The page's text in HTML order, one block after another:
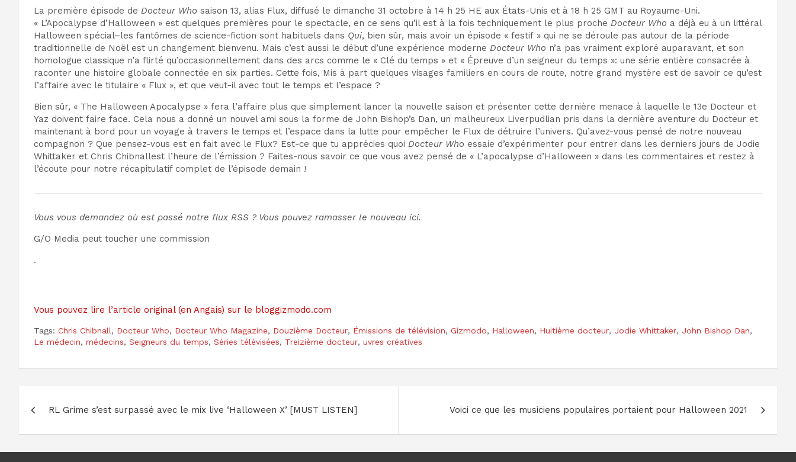
La première épisode de Docteur Who saison 13, alias Flux, diffusé le dimanche 31 octobre à 14 h 25 HE aux États-Unis et à 18 h 25 GMT au Royaume-Uni.
« L’Apocalypse d’Halloween » est quelques premières pour le spectacle, en ce sens qu’il est à la fois techniquement le plus proche Docteur Who a déjà eu à un littéral
Halloween spécial–les fantômes de science-fiction sont habituels dans Qui, bien sûr, mais avoir un épisode « festif » qui ne se déroule pas autour de la période
traditionnelle de Noël est un changement bienvenu. Mais c’est aussi le début d’une expérience moderne Docteur Who n’a pas vraiment exploré auparavant, et son
homologue classique n’a flirté qu’occasionnellement dans des arcs comme le « Clé du temps » et « Épreuve d’un seigneur du temps »: une série entière consacrée à
raconter une histoire globale connectée en six parties. Cette fois, Mis à part quelques visages familiers en cours de route, notre grand mystère est de savoir ce qu’est
l’affaire avec le titulaire « Flux », et que veut-il avec tout le temps et l’espace ?
Bien sûr, « The Halloween Apocalypse » fera l’affaire plus que simplement lancer la nouvelle saison et présenter cette dernière menace à laquelle le 13e Docteur et
Yaz doivent faire face. Cela nous a donné un nouvel ami sous la forme de John Bishop’s Dan, un malheureux Liverpudlian pris dans la dernière aventure du Docteur et
maintenant à bord pour un voyage à travers le temps et l’espace dans la lutte pour empêcher le Flux de détruire l’univers. Qu’avez-vous pensé de notre nouveau
compagnon ? Que pensez-vous est en fait avec le Flux? Est-ce que tu apprécies quoi Docteur Who essaie d’expérimenter pour entrer dans les derniers jours de Jodie
Whittaker et Chris Chibnallest l’heure de l’émission ? Faites-nous savoir ce que vous avez pensé de « L’apocalypse d’Halloween » dans les commentaires et restez à
l’écoute pour notre récapitulatif complet de l’épisode demain !
Vous vous demandez où est passé notre flux RSS ? Vous pouvez ramasser le nouveau ici.
G/O Media peut toucher une commission
.
Vous pouvez lire l’article original (en Angais) sur le bloggizmodo.com
Tags: Chris Chibnall, Docteur Who, Docteur Who Magazine, Douzième Docteur, Émissions de télévision, Gizmodo, Halloween, Huitième docteur, Jodie Whittaker, John Bishop Dan,
Le médecin, médecins, Seigneurs du temps, Séries télévisées, Treizième docteur, uvres créatives
de
l’article
RL Grime s’est surpassé avec le mix live ‘Halloween X’ [MUST LISTEN] Voici ce que les musiciens populaires portaient pour Halloween 2021